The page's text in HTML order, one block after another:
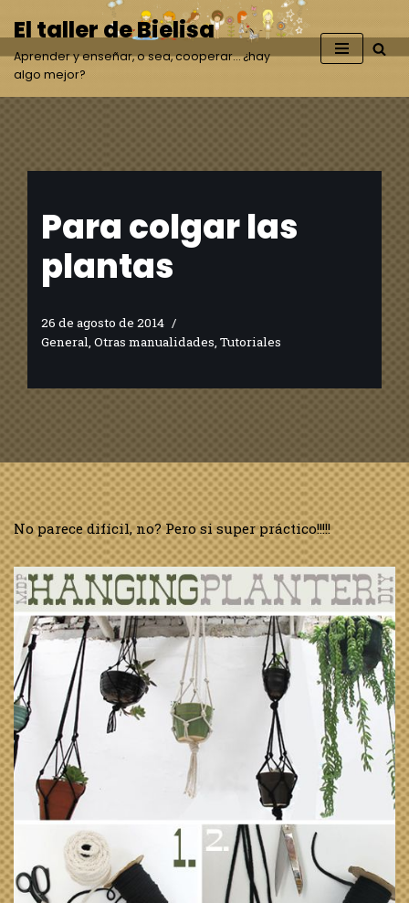
Saltar
al
contenido
El taller de Bielisa
Aprender y enseñar, o sea, cooperar… ¿hay
algo mejor?
Para colgar las
plantas
26 de agosto de 2014
General, Otras manualidades, Tutoriales
No parece difícil, no? Pero si super práctico!!!!!